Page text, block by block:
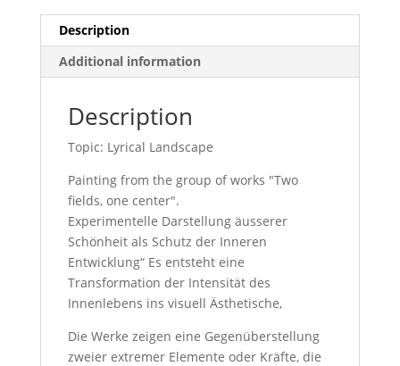
Description
Additional information
Description
Topic: Lyrical Landscape
Painting from the group of works "Two
fields, one center".
Experimentelle Darstellung äusserer
Schönheit als Schutz der Inneren
Entwicklung“ Es entsteht eine
Transformation der Intensität des
Innenlebens ins visuell Ästhetische,
Die Werke zeigen eine Gegenüberstellung
zweier extremer Elemente oder Kräfte, die